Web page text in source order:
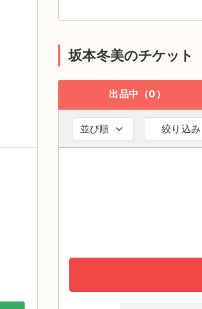
坂本冬美のチケット
出品中（0）
並び順 絞り込み